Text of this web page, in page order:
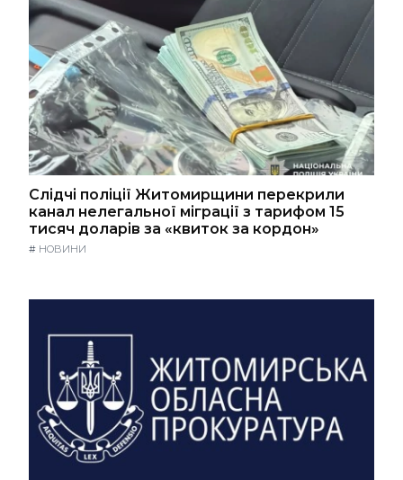
Слідчі поліції Житомирщини перекрили
канал нелегальної міграції з тарифом 15
тисяч доларів за «квиток за кордон»
# НОВИНИ